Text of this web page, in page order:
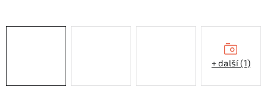
CYKLO Servis
+ další (1)